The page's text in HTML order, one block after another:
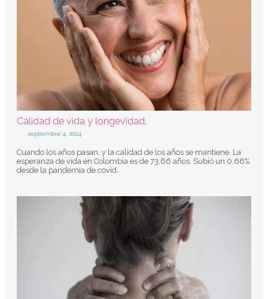
Calidad de vida y longevidad.
septiembre 4, 2024
Cuando los años pasan, y la calidad de los años se mantiene. La
esperanza de vida en Colombia es de 73,66 años. Subió un 0,66%
desde la pandemia de covid.